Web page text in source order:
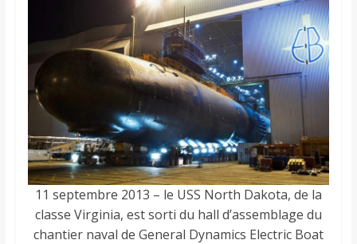
11 septembre 2013 – le USS North Dakota, de la
classe Virginia, est sorti du hall d’assemblage du
chantier naval de General Dynamics Electric Boat